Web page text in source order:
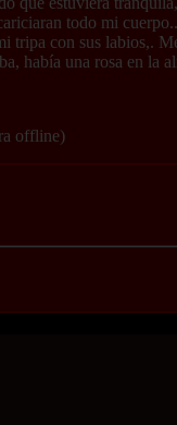
todo mi
tripa con sus labios,.
había una rosa en la
offline)